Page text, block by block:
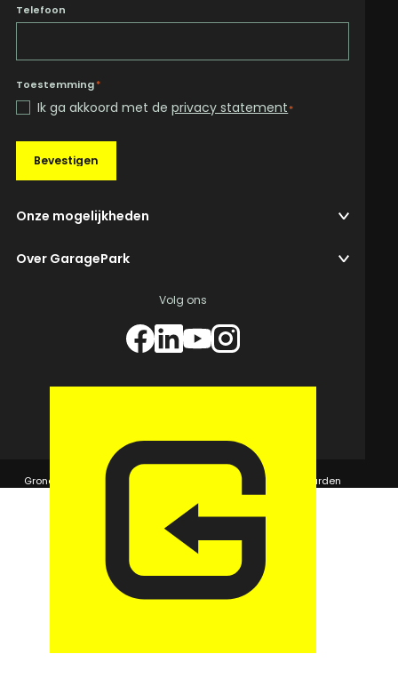
Telefoon
Toestemming*
Ik ga akkoord met deprivacy statement*
Bevestigen
Onze mogelijkheden
Over GaragePark
Volg ons
© 2026 GaragePark.
Grondposities
365Beheer & GaragePark Algemene voorwaarden